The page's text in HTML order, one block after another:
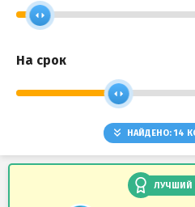
На срок
НАЙДЕНО:14
ЛУЧШИЙ